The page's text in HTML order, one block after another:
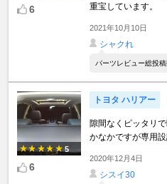
6
重宝しています。
2021年10月10日
シャクれ
パーツレビュー総投
5
6
トヨタ ハリアー
隙間なくピッタリ
かなかですが専用
2020年12月4日
シスイ30